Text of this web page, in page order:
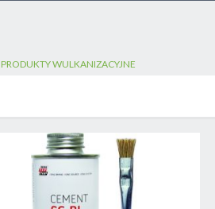
PRODUKTY WULKANIZACYJNE